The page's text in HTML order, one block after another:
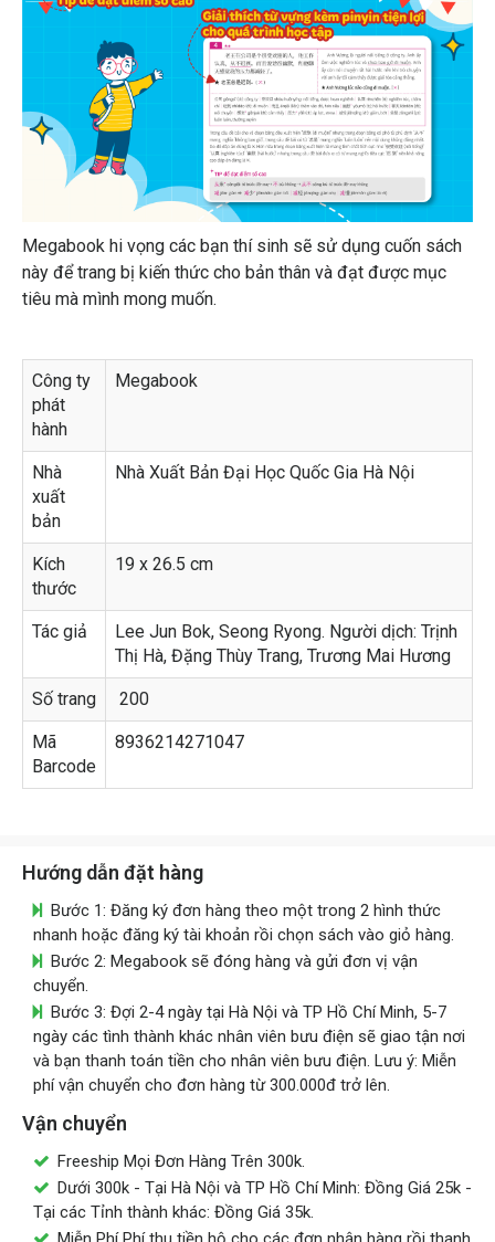
Megabook hi vọng các bạn thí sinh sẽ sử dụng cuốn sách
này để trang bị kiến thức cho bản thân và đạt được mục
tiêu mà mình mong muốn.
Công ty
phát
hành
Megabook
Nhà
xuất
bản
Nhà Xuất Bản Đại Học Quốc Gia Hà Nội
Kích
thước
19 x 26.5 cm
Tác giả
Lee Jun Bok, Seong Ryong. Người dịch: Trịnh
Thị Hà, Đặng Thùy Trang, Trương Mai Hương
Số trang 200
Mã
Barcode
8936214271047
Hướng dẫn đặt hàng
Bước 1: Đăng ký đơn hàng theo một trong 2 hình thức
nhanh hoặc đăng ký tài khoản rồi chọn sách vào giỏ hàng.
Bước 2: Megabook sẽ đóng hàng và gửi đơn vị vận
chuyển.
Bước 3: Đợi 2-4 ngày tại Hà Nội và TP Hồ Chí Minh, 5-7
ngày các tình thành khác nhân viên bưu điện sẽ giao tận nơi
và bạn thanh toán tiền cho nhân viên bưu điện. Lưu ý: Miễn
phí vận chuyển cho đơn hàng từ 300.000đ trở lên.
Vận chuyển
Freeship Mọi Đơn Hàng Trên 300k.
Dưới 300k - Tại Hà Nội và TP Hồ Chí Minh: Đồng Giá 25k -
Tại các Tỉnh thành khác: Đồng Giá 35k.